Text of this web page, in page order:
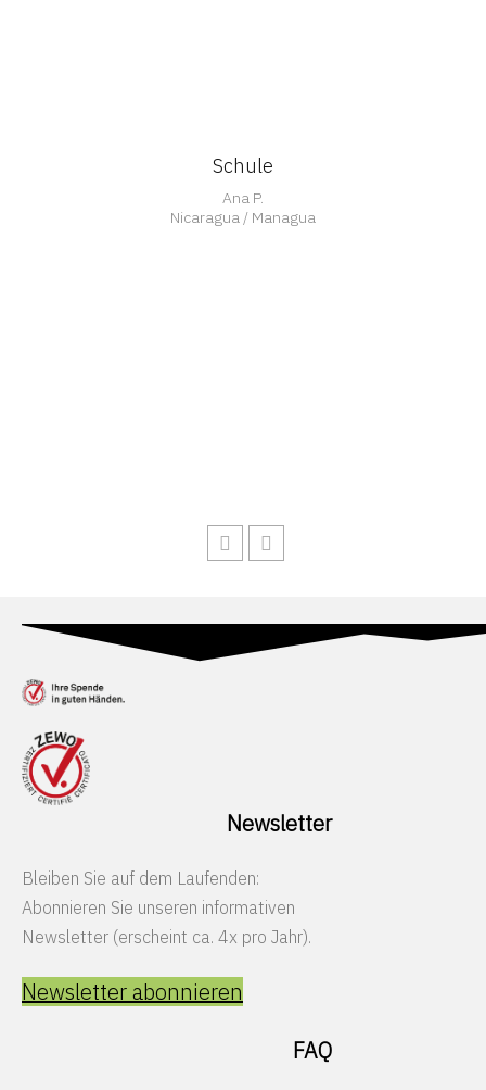
Schule
Ana P.
Nicaragua / Managua
Newsletter
Bleiben Sie auf dem Laufenden:
Abonnieren Sie unseren informativen
Newsletter (erscheint ca. 4x pro Jahr).
Newsletter abonnieren
FAQ